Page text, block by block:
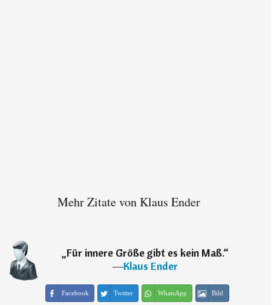
Mehr Zitate von Klaus Ender
„Für innere Größe gibt es kein Maß.“
―Klaus Ender
Facebook Twitter WhatsApp Bild